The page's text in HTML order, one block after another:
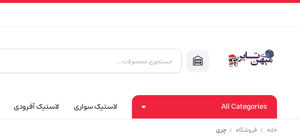
Products
search
All Categories لاستیک سواری لاستیک آفرودی
خانه فروشگاه چری